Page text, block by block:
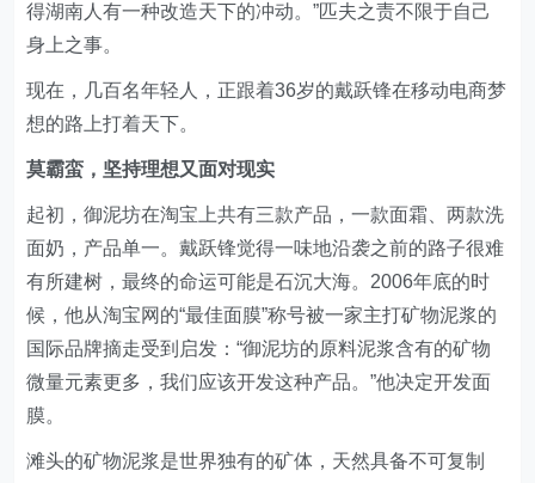
得湖南人有一种改造天下的冲动。”匹夫之责不限于自己
身上之事。
现在，几百名年轻人，正跟着36岁的戴跃锋在移动电商梦
想的路上打着天下。
莫霸蛮，坚持理想又面对现实
起初，御泥坊在淘宝上共有三款产品，一款面霜、两款洗
面奶，产品单一。戴跃锋觉得一味地沿袭之前的路子很难
有所建树，最终的命运可能是石沉大海。2006年底的时
候，他从淘宝网的“最佳面膜”称号被一家主打矿物泥浆的
国际品牌摘走受到启发：“御泥坊的原料泥浆含有的矿物
微量元素更多，我们应该开发这种产品。”他决定开发面
膜。
滩头的矿物泥浆是世界独有的矿体，天然具备不可复制